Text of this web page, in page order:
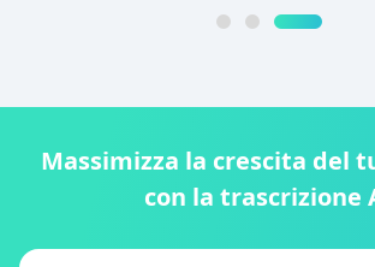
Massimizza la crescita del
con la trascrizione